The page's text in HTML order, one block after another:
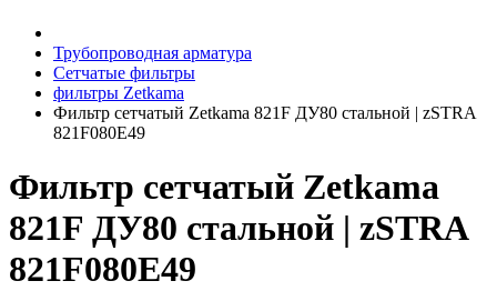
Трубопроводная арматура
Сетчатые фильтры
фильтры Zetkama
Фильтр сетчатый Zetkama 821F ДУ80 стальной | zSTRA
821F080E49
Фильтр сетчатый Zetkama
821F ДУ80 стальной | zSTRA
821F080E49